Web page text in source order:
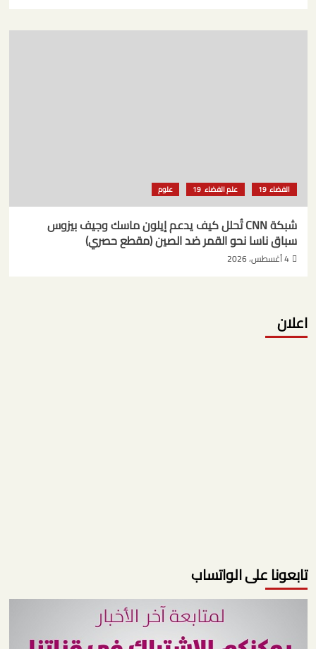
الفضاء علم الفضاء علوم
شبكة CNN تُحلل كيف يدعم إيلون ماسك وجيف بيزوس
سباق ناسا نحو القمر ضد الصين (مقطع حصري)
4 أغسطس، 2026
اعلان
تابعونا على الواتساب